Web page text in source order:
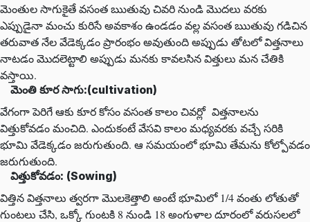
మెంతుల సాగుకైతే వసంత ఋతువు చివరి నుండి మొదలు వరకు
ఎప్పుడైనా మంచు కురిసే అవకాశం ఉండడం వల్ల వసంత ఋతువు గడిచిన
తరువాత నేల వేడెక్కడం ప్రారంభం అవుతుంది అప్పుడు తోటలో విత్తనాలు
నాటడం మొదలెట్టాలి అప్పుడు మనకు కావలసిన విత్తులు మన చేతికి
వస్తాయి.
మెంతి కూర సాగు:(cultivation)
వేగంగా పెరిగే ఆకు కూర కోసం వసంత కాలం చివర్లో విత్తనాలను
విత్తుకోవడం మంచిది. ఎందుకంటే వేసవి కాలం మధ్యవరకు వచ్చే సరికి
భూమి వేడెక్కడం జరుగుతుంది. ఆ సమయంలో భూమి తేమను కోల్పోవడం
జరుగుతుంది.
విత్తుకోవడం: (Sowing)
విత్తిన విత్తనాలు త్వరగా మొలకెత్తాలి అంటే భూమిలో 1/4 వంతు లోతుతో
గుంటలు చేసి, ఒక్కో గుంటకి 8 నుండి 18 అంగుళాల దూరంలో వరుసలలో